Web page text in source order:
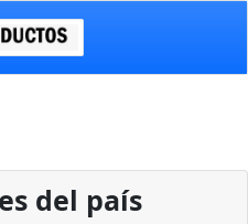
del país